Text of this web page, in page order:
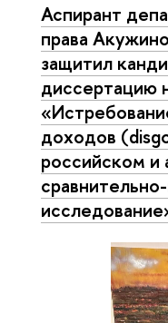
Аспирант
права
защитил
диссертацию
доходов
российском и